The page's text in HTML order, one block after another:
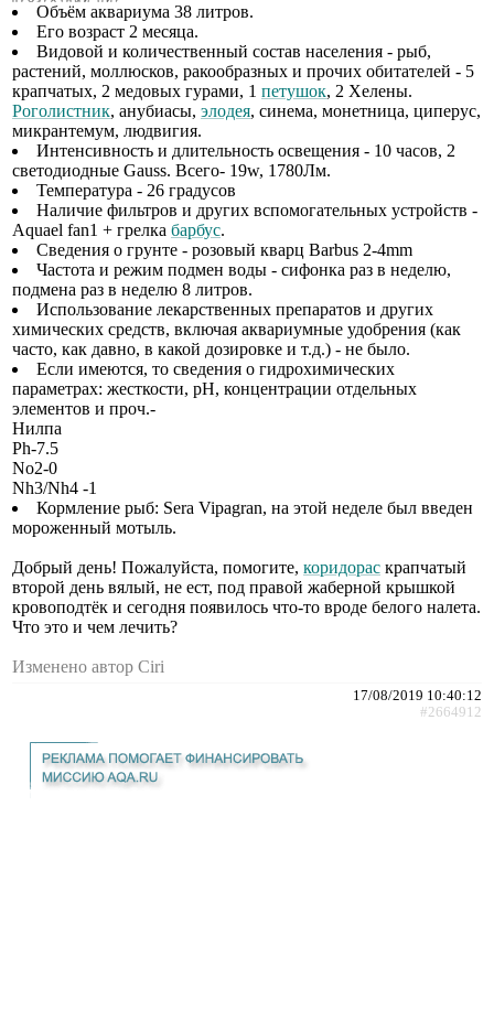
Объём аквариума 38 литров.
Его возраст 2 месяца.
Видовой и количественный состав населения - рыб,
растений, моллюсков, ракообразных и прочих обитателей - 5
крапчатых, 2 медовых гурами, 1 петушок, 2 Хелены.
Роголистник, анубиасы, элодея, синема, монетница, циперус,
микрантемум, людвигия.
Интенсивность и длительность освещения - 10 часов, 2
светодиодные Gauss. Всего- 19w, 1780Лм.
Температура - 26 градусов
Наличие фильтров и других вспомогательных устройств -
Aquael fan1 + грелка барбус.
Сведения о грунте - розовый кварц Barbus 2-4mm
Частота и режим подмен воды - сифонка раз в неделю,
подмена раз в неделю 8 литров.
Использование лекарственных препаратов и других
химических средств, включая аквариумные удобрения (как
часто, как давно, в какой дозировке и т.д.) - не было.
Если имеются, то сведения о гидрохимических
параметрах: жесткости, рН, концентрации отдельных
элементов и проч.-
Нилпа
Ph-7.5
No2-0
Nh3/Nh4 -1
Кормление рыб: Sera Vipagran, на этой неделе был введен
мороженный мотыль.
Добрый день! Пожалуйста, помогите, коридорас крапчатый
второй день вялый, не ест, под правой жаберной крышкой
кровоподтёк и сегодня появилось что-то вроде белого налета.
Что это и чем лечить?
Изменено автор Ciri
17/08/2019 10:40:12
#2664912